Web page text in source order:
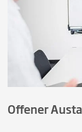
Offener